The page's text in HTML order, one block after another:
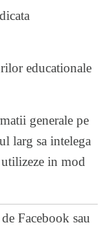
educationale
generale pe
larg sa intelega
in mod
Facebook sau